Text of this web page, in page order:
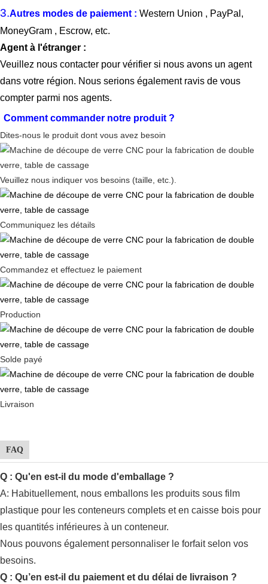
3.Autres modes de paiement : Western Union , PayPal,
MoneyGram , Escrow, etc.
Agent à l'étranger :
Veuillez nous contacter pour vérifier si nous avons un agent
dans votre région. Nous serions également ravis de vous
compter parmi nos agents.
Comment commander notre produit ?
Dites-nous le produit dont vous avez besoin
Veuillez nous indiquer vos besoins (taille, etc.).
Communiquez les détails
Commandez et effectuez le paiement
Production
Solde payé
Livraison
FAQ
Q : Qu'en est-il du mode d'emballage ?
A: Habituellement, nous emballons les produits sous film
plastique pour les conteneurs complets et en caisse bois pour
les quantités inférieures à un conteneur.
Nous pouvons également personnaliser le forfait selon vos
besoins.
Q : Qu’en est-il du paiement et du délai de livraison ?